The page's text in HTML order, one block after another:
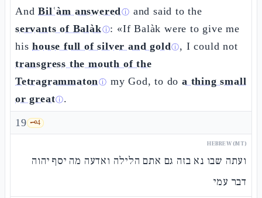
AndBilʿàm answeredⓘ and said to the
servants of Balàkⓘ: «If Balàk were to give me
hishouse full of silver and goldⓘ, I could not
transgress the mouth of the
Tetragrammatonⓘ my God, to doa thing small
or greatⓘ.
19 🗝️4
HEBREW (MT)
ועתה שבו נא בזה גם אתם הלילה ואדעה מה יסף יהוה
דבר עמי